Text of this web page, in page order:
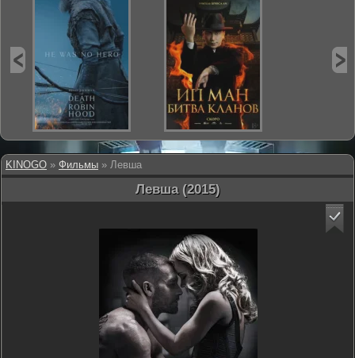
KINOGO » Фильмы » Левша
Левша (2015)